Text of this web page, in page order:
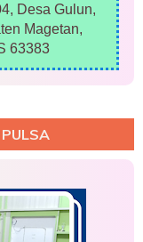
Desa Gulun,
Magetan,
63383